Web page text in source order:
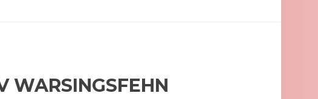
WARSINGSFEHN